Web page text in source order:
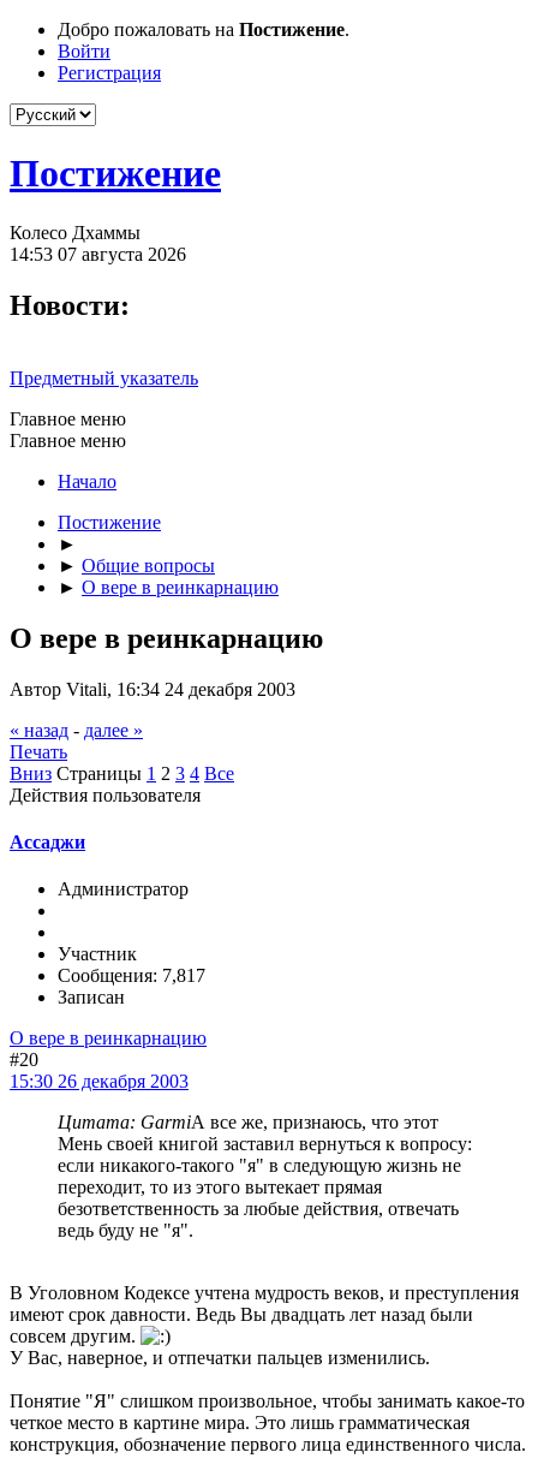
Добро пожаловать на Постижение.
Войти
Регистрация
Постижение
Колесо Дхаммы
14:53 07 августа 2026
Новости:
Предметный указатель
Главное меню
Главное меню
Начало
Постижение
►
► Общие вопросы
► О вере в реинкарнацию
О вере в реинкарнацию
Автор Vitali, 16:34 24 декабря 2003
« назад - далее »
Печать
Вниз Страницы 1 2 3 4 Все
Действия пользователя
Ассаджи
Администратор
Участник
Сообщения: 7,817
Записан
О вере в реинкарнацию
#20
15:30 26 декабря 2003
Цитата: GarmiА все же, признаюсь, что этот
Мень своей книгой заставил вернуться к вопросу:
если никакого-такого "я" в следующую жизнь не
переходит, то из этого вытекает прямая
безответственность за любые действия, отвечать
ведь буду не "я".
В Уголовном Кодексе учтена мудрость веков, и преступления
имеют срок давности. Ведь Вы двадцать лет назад были
совсем другим.
У Вас, наверное, и отпечатки пальцев изменились.
Понятие "Я" слишком произвольное, чтобы занимать какое-то
четкое место в картине мира. Это лишь грамматическая
конструкция, обозначение первого лица единственного числа.